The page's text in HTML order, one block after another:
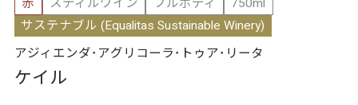
赤 スティルワイン フルボディ
750ml
サステナブル (Equalitas Sustainable Winery)
アジィエンダ･アグリコーラ･トゥア･リータ
ケイル